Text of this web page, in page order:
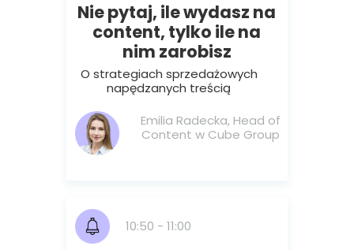
Emilia Radecka, Head of
Content w Cube Group
Nie pytaj, ile wydasz na
content, tylko ile na
nim zarobisz
O strategiach sprzedażowych
napędzanych treścią
10:50 - 11:00